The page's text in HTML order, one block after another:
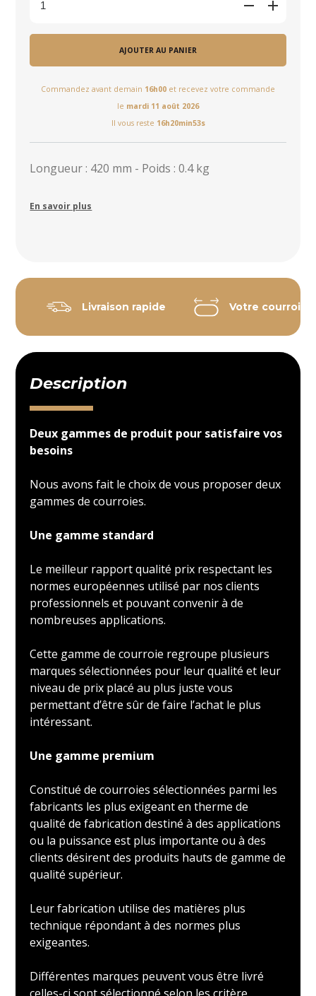
AJOUTER AU PANIER
Commandez avant demain 16h00 et recevez votre commande
le mardi 11 août 2026
Il vous reste 16h20min53s
Longueur : 420 mm - Poids : 0.4 kg
En savoir plus
Livraison rapide Votre courroie
Description
Deux gammes de produit pour satisfaire vos
besoins
Nous avons fait le choix de vous proposer deux
gammes de courroies.
Une gamme standard
Le meilleur rapport qualité prix respectant les
normes européennes utilisé par nos clients
professionnels et pouvant convenir à de
nombreuses applications.
Cette gamme de courroie regroupe plusieurs
marques sélectionnées pour leur qualité et leur
niveau de prix placé au plus juste vous
permettant d’être sûr de faire l’achat le plus
intéressant.
Une gamme premium
Constitué de courroies sélectionnées parmi les
fabricants les plus exigeant en therme de
qualité de fabrication destiné à des applications
ou la puissance est plus importante ou à des
clients désirent des produits hauts de gamme de
qualité supérieur.
Leur fabrication utilise des matières plus
technique répondant à des normes plus
exigeantes.
Différentes marques peuvent vous être livré